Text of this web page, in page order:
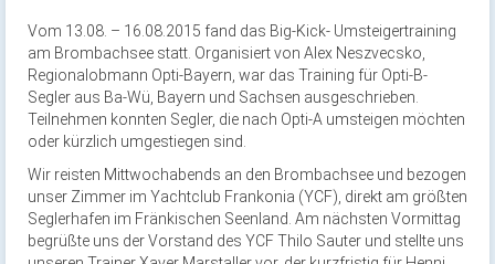
Vom 13.08. – 16.08.2015 fand das Big-Kick- Umsteigertraining
am Brombachsee statt. Organisiert von Alex Neszvecsko,
Regionalobmann Opti-Bayern, war das Training für Opti-B-
Segler aus Ba-Wü, Bayern und Sachsen ausgeschrieben.
Teilnehmen konnten Segler, die nach Opti-A umsteigen möchten
oder kürzlich umgestiegen sind.
Wir reisten Mittwochabends an den Brombachsee und bezogen
unser Zimmer im Yachtclub Frankonia (YCF), direkt am größten
Seglerhafen im Fränkischen Seenland. Am nächsten Vormittag
begrüßte uns der Vorstand des YCF Thilo Sauter und stellte uns